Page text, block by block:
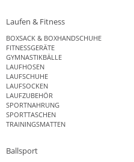
Laufen & Fitness
BOXSACK & BOXHANDSCHUHE
FITNESSGERÄTE
GYMNASTIKBÄLLE
LAUFHOSEN
LAUFSCHUHE
LAUFSOCKEN
LAUFZUBEHÖR
SPORTNAHRUNG
SPORTTASCHEN
TRAININGSMATTEN
Ballsport